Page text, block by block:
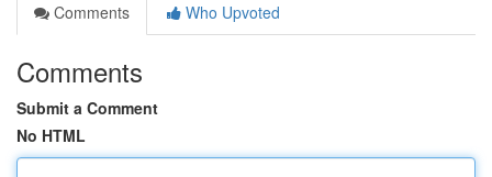
Comments
Who Upvoted
Comments
Submit a Comment
No HTML